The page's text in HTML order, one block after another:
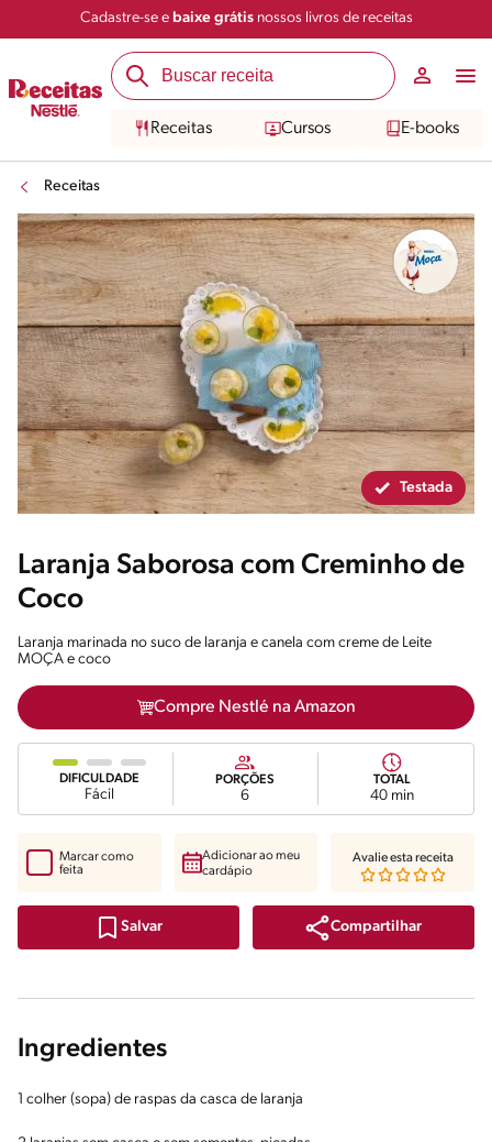
Cadastre-se e baixe grátisnossos livros de receitas
Receitas Cursos E-books
Receitas
Salvar Compartilhar
Testada
Laranja Saborosa com Creminho de
Coco
Laranja marinada no suco de laranja e canela com creme de Leite
MOÇA e coco
Compre Nestlé na Amazon
DIFICULDADE
Fácil
PORÇÕES
6
TOTAL
40 min
Salvar Compartilhar
Marcar como
feita
Adicionar ao meu
cardápio
Avalie esta receita
Ingredientes
1 colher (sopa) de raspas da casca de laranja